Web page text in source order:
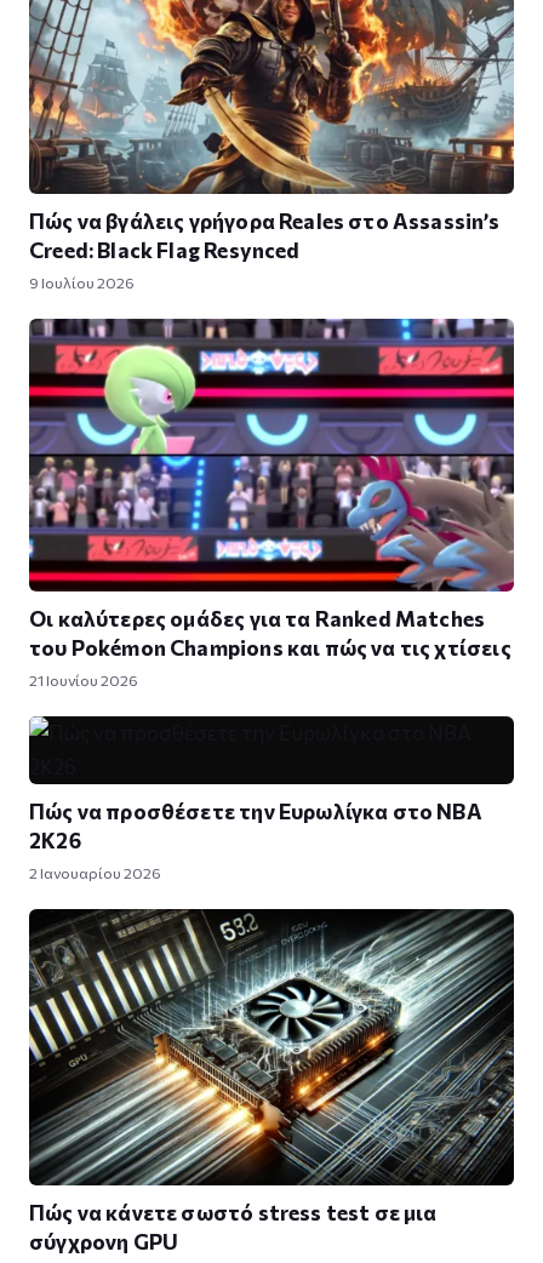
Πώς να βγάλεις γρήγορα Reales στο Assassin’s
Creed: Black Flag Resynced
9 Ιουλίου 2026
Οι καλύτερες ομάδες για τα Ranked Matches
του Pokémon Champions και πώς να τις χτίσεις
21 Ιουνίου 2026
Πώς να προσθέσετε την Ευρωλίγκα στο NBA
2K26
2 Ιανουαρίου 2026
Πώς να κάνετε σωστό stress test σε μια
σύγχρονη GPU